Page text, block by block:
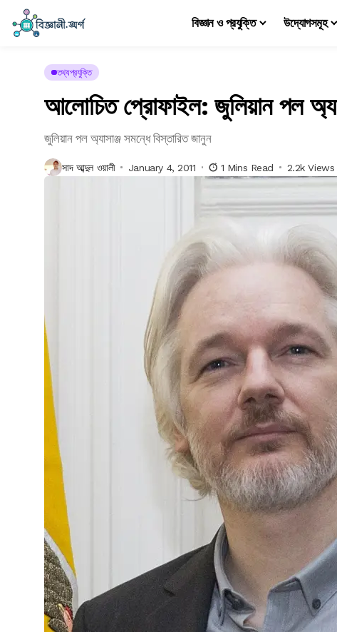
বিজ্ঞান ও প্রযুক্তি উদ্যোগসমূহ
তথ্যপ্রযুক্তি
আলোচিত প্রোফাইল: জুলিয়ান পল
জুলিয়ান পল অ্যাসাঞ্জ সমন্ধে বিস্তারিত জানুন
সাদ আব্দুল ওয়ালী January 4, 2011 1 Mins Read 2.2k Views